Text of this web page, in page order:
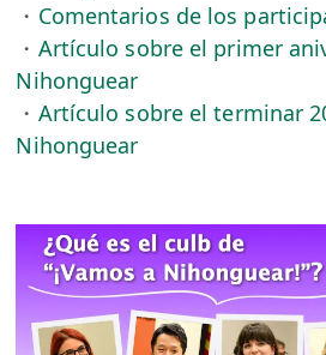
・ Comentarios de los
・ Artículo sobre el primer
Nihonguear
・ Artículo sobre el terminar
Nihonguear